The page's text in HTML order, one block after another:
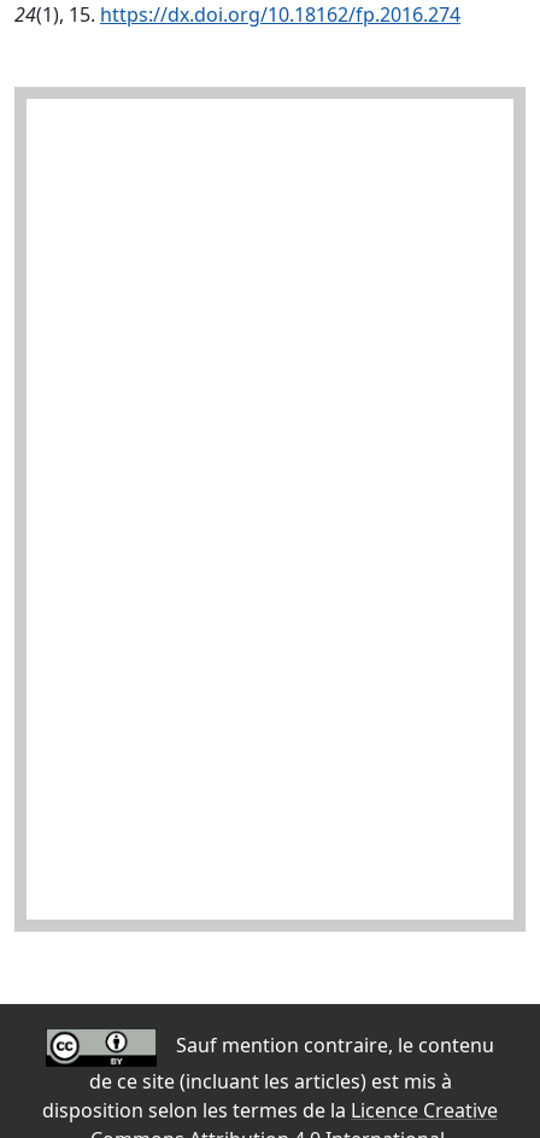
24(1), 15. https://dx.doi.org/10.18162/fp.2016.274
Sauf mention contraire, le contenu
de ce site (incluant les articles) est mis à
disposition selon les termes de la Licence Creative